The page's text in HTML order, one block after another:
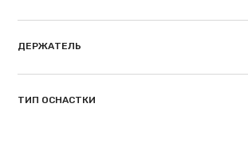
ДЕРЖАТЕЛЬ
ТИП ОСНАСТКИ